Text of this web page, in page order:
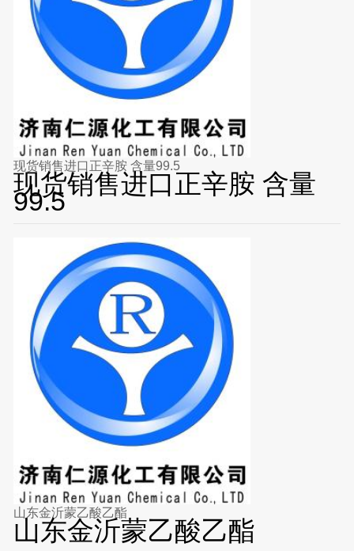
现货销售进口正辛胺 含量99.5
现货销售进口正辛胺 含量
99.5
山东金沂蒙乙酸乙酯
山东金沂蒙乙酸乙酯